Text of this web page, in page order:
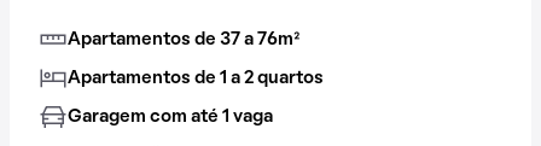
Apartamentos de 37 a 76m²
Apartamentos de 1 a 2 quartos
Garagem com até 1 vaga